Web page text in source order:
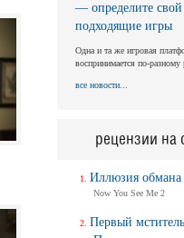
— определите свой
подходящие игры
Одна и та же игровая
воспринимается по-
все новости...
рецензии
Иллюзия обмана
Now You See Me 2
Первый